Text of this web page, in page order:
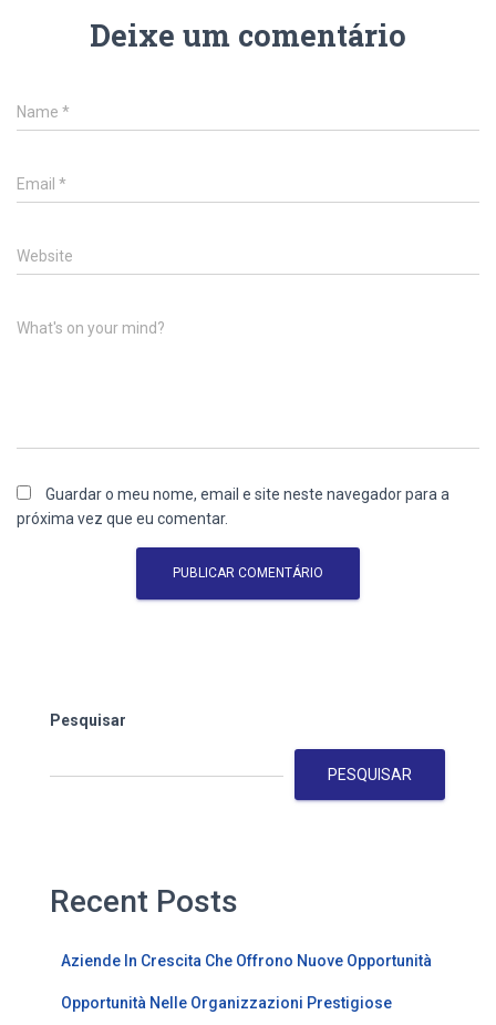
Deixe um comentário
Name *
Email *
Website
What's on your mind?
Guardar o meu nome, email e site neste navegador para a
próxima vez que eu comentar.
Pesquisar
PESQUISAR
Recent Posts
Aziende In Crescita Che Offrono Nuove Opportunità
Opportunità Nelle Organizzazioni Prestigiose